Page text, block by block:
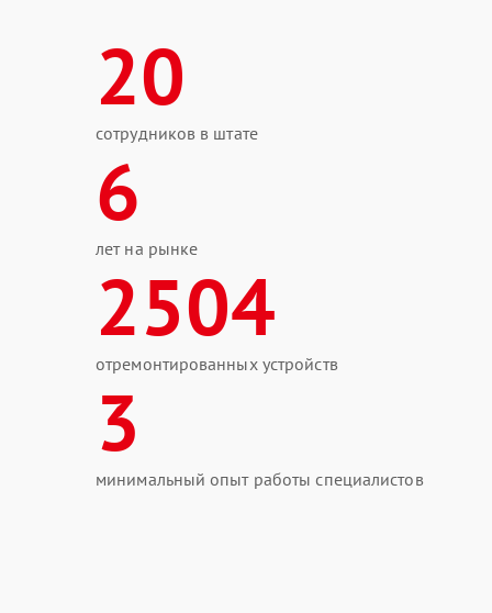
20
сотрудников в штате
6
лет на рынке
2504
отремонтированных устройств
3
минимальный опыт работы специалистов